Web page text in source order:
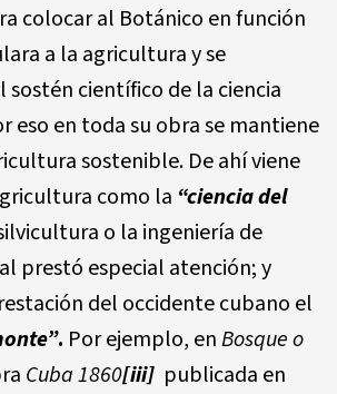
colocar al Botánico en función
a la agricultura y se
sostén científico de la ciencia
eso en toda su obra se mantiene
sostenible. De ahí viene
como la “ciencia del
o la ingeniería de
prestó especial atención; y
del occidente cubano el
. Por ejemplo, enBosque o
Cuba 1860[iii] publicada en